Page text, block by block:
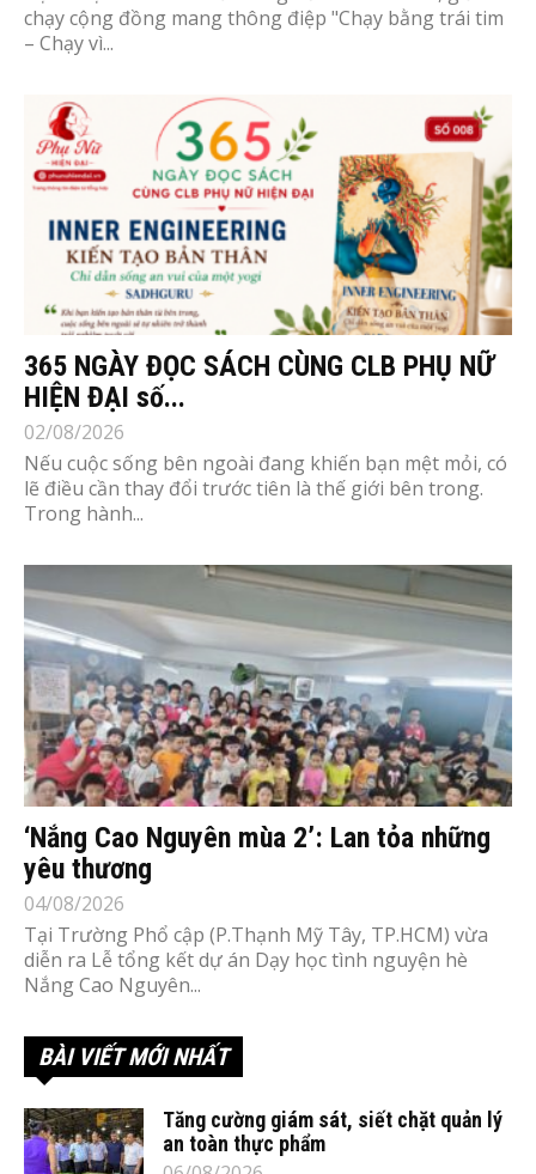
chạy cộng đồng mang thông điệp "Chạy bằng trái tim
– Chạy vì...
365 NGÀY ĐỌC SÁCH CÙNG CLB PHỤ NỮ
HIỆN ĐẠI số...
02/08/2026
Nếu cuộc sống bên ngoài đang khiến bạn mệt mỏi, có
lẽ điều cần thay đổi trước tiên là thế giới bên trong.
Trong hành...
‘Nắng Cao Nguyên mùa 2’: Lan tỏa những
yêu thương
04/08/2026
Tại Trường Phổ cập (P.Thạnh Mỹ Tây, TP.HCM) vừa
diễn ra Lễ tổng kết dự án Dạy học tình nguyện hè
Nắng Cao Nguyên...
BÀI VIẾT MỚI NHẤT
Tăng cường giám sát, siết chặt quản lý
an toàn thực phẩm